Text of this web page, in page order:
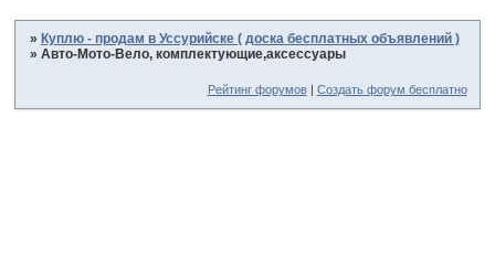
» Куплю - продам в Уссурийске ( доска бесплатных объявлений )
» Авто-Мото-Вело, комплектующие,аксессуары
Рейтинг форумов| Создать форум бесплатно